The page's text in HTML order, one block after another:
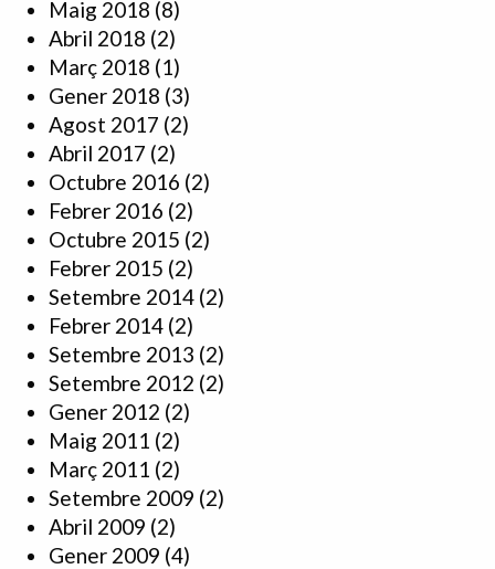
Maig 2018 (8)
Abril 2018 (2)
Març 2018 (1)
Gener 2018 (3)
Agost 2017 (2)
Abril 2017 (2)
Octubre 2016 (2)
Febrer 2016 (2)
Octubre 2015 (2)
Febrer 2015 (2)
Setembre 2014 (2)
Febrer 2014 (2)
Setembre 2013 (2)
Setembre 2012 (2)
Gener 2012 (2)
Maig 2011 (2)
Març 2011 (2)
Setembre 2009 (2)
Abril 2009 (2)
Gener 2009 (4)